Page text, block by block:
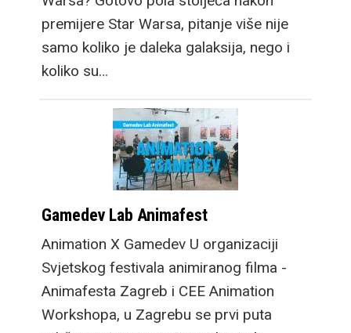
premijere Star Warsa, pitanje više nije
samo koliko je daleka galaksija, nego i
koliko su…
Gamedev Lab Animafest
Animation X Gamedev U organizaciji
Svjetskog festivala animiranog filma -
Animafesta Zagreb i CEE Animation
Workshopa, u Zagrebu se prvi puta